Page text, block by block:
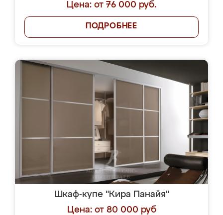
Цена: от 76 000 руб.
ПОДРОБНЕЕ
Шкаф-купе "Кира Панайя"
Цена: от 80 000 руб